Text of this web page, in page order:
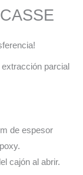
parcial
de espesor
cajón al abrir.